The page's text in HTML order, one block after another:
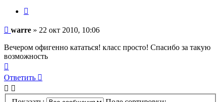
Сообщение
warre » 22 окт 2010, 10:06
Вечером офигенно кататься! класс просто! Спасибо за такую
возможность
к
началу
Ответить